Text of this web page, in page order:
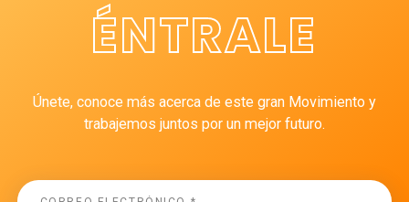
ÉNTRALE
Únete, conoce más acerca de este gran Movimiento y
trabajemos juntos por un mejor futuro.